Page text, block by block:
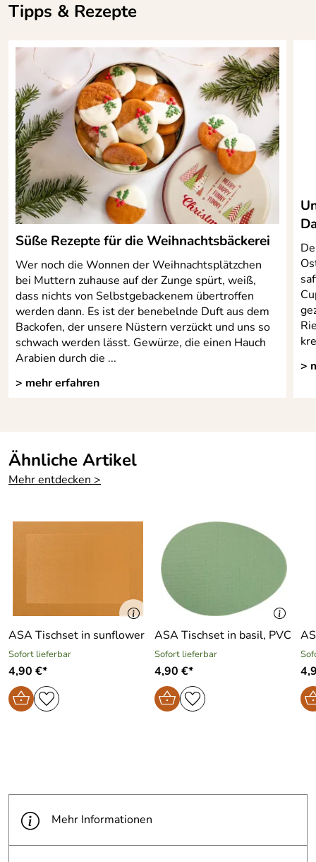
Tipps & Rezepte
Süße Rezepte für die Weihnachtsbäckerei
Wer noch die Wonnen der Weihnachtsplätzchen
bei Muttern zuhause auf der Zunge spürt, weiß,
dass nichts von Selbstgebackenem übertroffen
werden dann. Es ist der benebelnde Duft aus dem
Backofen, der unsere Nüstern verzückt und uns so
schwach werden lässt. Gewürze, die einen Hauch
Arabien durch die ...
> mehr erfahren
>
Ähnliche Artikel
Mehr entdecken >
ASA Tischset in sunflower
Sofort lieferbar
4,90 €*
ASA Tischset in basil, PVC
Sofort lieferbar
4,90 €*
Mehr Informationen